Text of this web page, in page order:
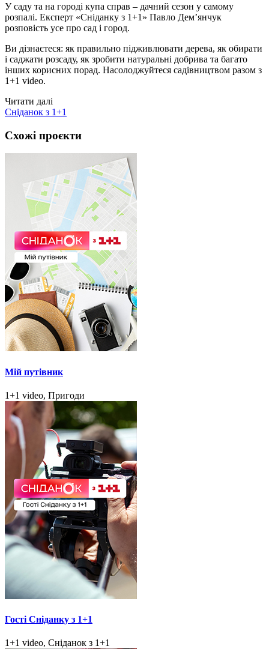
У саду та на городі купа справ – дачний сезон у самому
розпалі. Експерт «Сніданку з 1+1» Павло Дем’янчук
розповість усе про сад і город.
Ви дізнаєтеся: як правильно підживлювати дерева, як обирати
і саджати розсаду, як зробити натуральні добрива та багато
інших корисних порад. Насолоджуйтеся садівництвом разом з
1+1 video.
Читати далі
Сніданок з 1+1
Схожі проєкти
Мій путівник
1+1 video, Пригоди
Гості Сніданку з 1+1
1+1 video, Сніданок з 1+1